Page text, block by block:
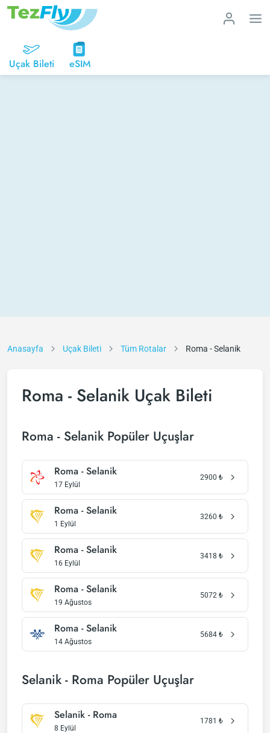
Uçak Bileti eSIM
Anasayfa Uçak Bileti Tüm Rotalar Roma - Selanik
Roma - Selanik Uçak Bileti
Roma - Selanik Popüler Uçuşlar
Roma - Selanik
17 Eylül
2900 ₺
Roma - Selanik
1 Eylül
3260 ₺
Roma - Selanik
16 Eylül
3418 ₺
Roma - Selanik
19 Ağustos
5072 ₺
Roma - Selanik
14 Ağustos
5684 ₺
Selanik - Roma Popüler Uçuşlar
Selanik - Roma
8 Eylül
1781 ₺